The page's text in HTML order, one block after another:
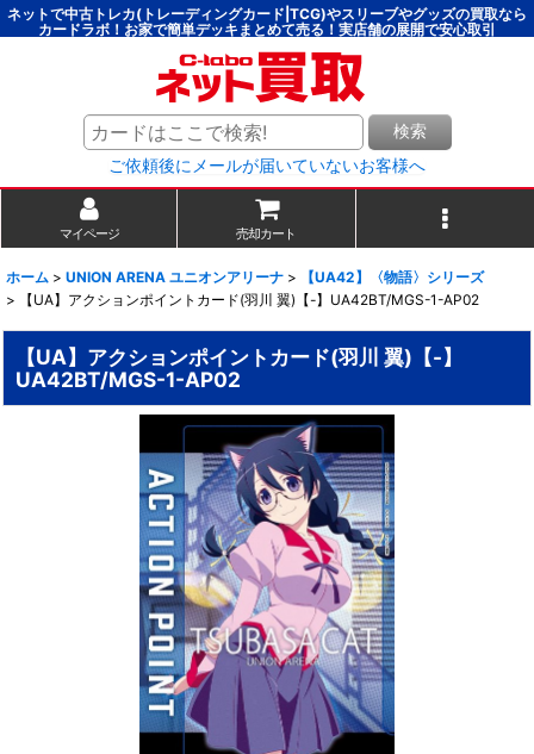
ネットで中古トレカ(トレーディングカード|TCG)やスリーブやグッズの買取なら
カードラボ！お家で簡単デッキまとめて売る！実店舗の展開で安心取引
検索
ご依頼後にメールが届いていないお客様へ
マイページ 売却カート
ホーム > UNION ARENA ユニオンアリーナ >
【UA42】〈物語〉シリーズ
>
【UA】アクションポイントカード(羽川 翼)【-】UA42BT/MGS-1-AP02
【UA】アクションポイントカード(羽川 翼)【-】
UA42BT/MGS-1-AP02